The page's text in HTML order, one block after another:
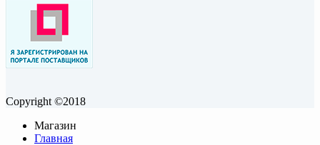
Copyright ©2018
Магазин
Главная